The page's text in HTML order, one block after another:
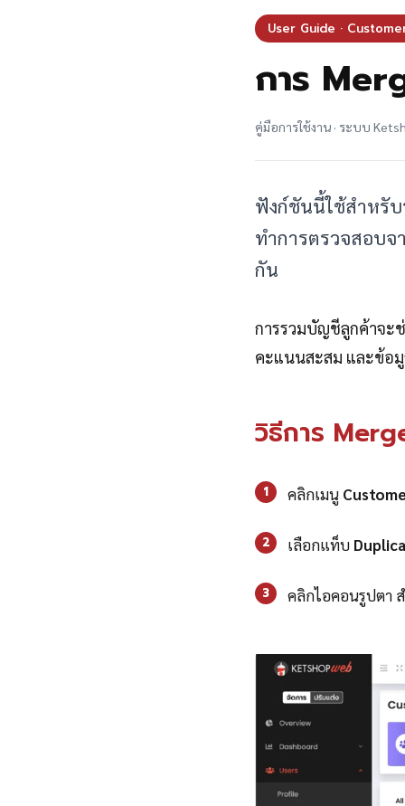
User Guide ·
การ
คู่มือการใช้งาน · ระบบ
ฟังก์ชันนี้ใช้สำหรั
ทำการตรวจสอบ
กัน
การรวมบัญชีลูกค้าจะ
คะแนนสะสม และข้อ
วิธีการ
1 คลิกเมนู
2 เลือกแท็บ
3 คลิกไอคอนรูปตา